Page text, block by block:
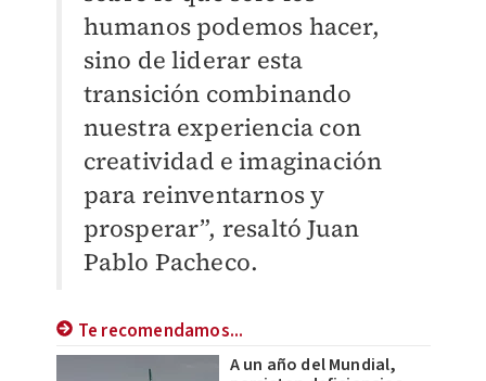
humanos podemos hacer,
sino de liderar esta
transición combinando
nuestra experiencia con
creatividad e imaginación
para reinventarnos y
prosperar”, resaltó Juan
Pablo Pacheco.
Te recomendamos...
A un año del Mundial,